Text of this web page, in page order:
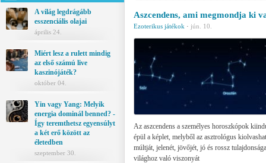
A világ legdrágább
esszenciális olajai
április 24.
Miért lesz a rulett mindig
az első számú live
kaszinójáték?
október 04.
Yin vagy Yang: Melyik
energia dominál benned? -
Így teremthetsz egyensúlyt
a két erő között az
életedben
szeptember 30.
Aszcendens, ami megmondja ki
Ezoterikus játékok · jún. 10.
Az aszcendens a személyes horoszkópok
épül a képlet, melyből az asztrológus
múltját, jelenét, jövőjét, jó és rossz
világhoz való viszonyát